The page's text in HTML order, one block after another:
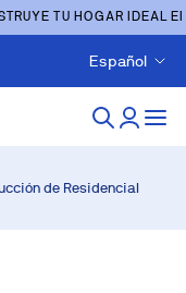
TU HOGAR IDEAL
Español
de Residencial